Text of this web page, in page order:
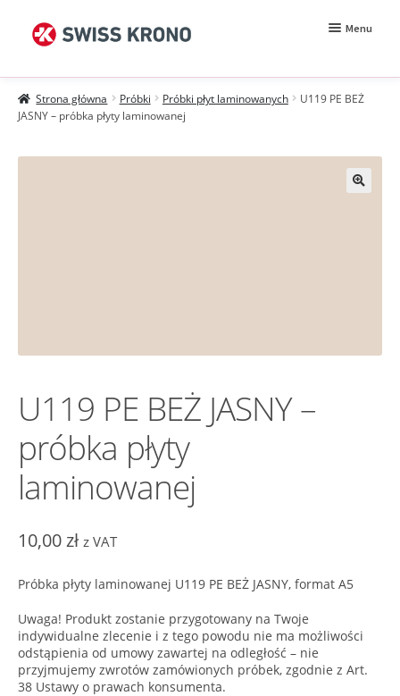
Przejdź
Przejdź
Menu
Próbki
Rozwiń
menu
Wzorniki
Moje konto
Strona główna Próbki Próbki płyt laminowanych
U119 PE BEŻ
JASNY – próbka płyty laminowanej
U119 PE BEŻ JASNY –
próbka płyty
laminowanej
10,00zł z VAT
Próbka płyty laminowanej U119 PE BEŻ JASNY, format A5
Uwaga! Produkt zostanie przygotowany na Twoje
indywidualne zlecenie i z tego powodu nie ma możliwości
odstąpienia od umowy zawartej na odległość – nie
przyjmujemy zwrotów zamówionych próbek, zgodnie z Art.
38 Ustawy o prawach konsumenta.